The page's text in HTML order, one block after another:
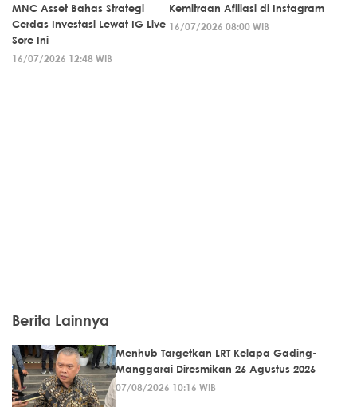
MNC Asset Bahas Strategi
Cerdas Investasi Lewat IG Live
Sore Ini
16/07/2026 12:48 WIB
Kemitraan Afiliasi di Instagram
16/07/2026 08:00 WIB
Berita Lainnya
Menhub Targetkan LRT Kelapa Gading-
Manggarai Diresmikan 26 Agustus 2026
07/08/2026 10:16 WIB